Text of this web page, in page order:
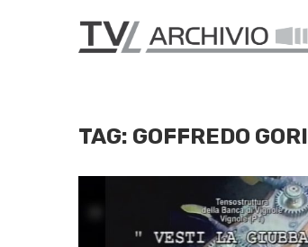
TAG: GOFFREDO GORI